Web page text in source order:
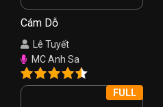
Cám Dỗ
Lê Tuyết
MC Anh Sa
FULL